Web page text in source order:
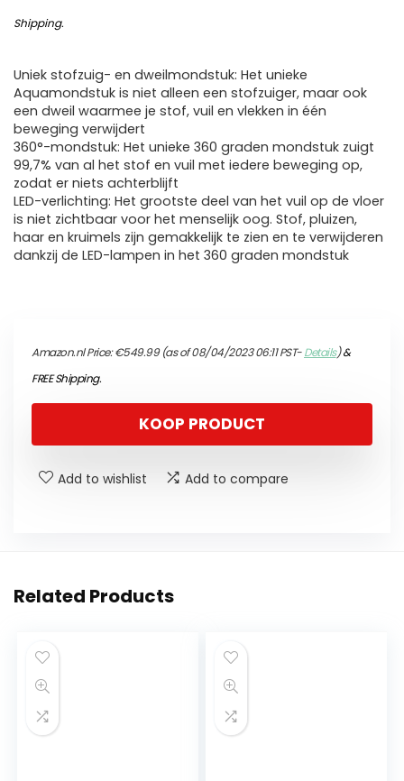
Shipping.
Uniek stofzuig- en dweilmondstuk: Het unieke
Aquamondstuk is niet alleen een stofzuiger, maar ook
een dweil waarmee je stof, vuil en vlekken in één
beweging verwijdert
360°-mondstuk: Het unieke 360 graden mondstuk zuigt
99,7% van al het stof en vuil met iedere beweging op,
zodat er niets achterblijft
LED-verlichting: Het grootste deel van het vuil op de vloer
is niet zichtbaar voor het menselijk oog. Stof, pluizen,
haar en kruimels zijn gemakkelijk te zien en te verwijderen
dankzij de LED-lampen in het 360 graden mondstuk
Amazon.nl Price:€549.99(as of 08/04/2023 06:11 PST-Details)&
FREE Shipping.
KOOP PRODUCT
Add to wishlist Add to compare
Related Products